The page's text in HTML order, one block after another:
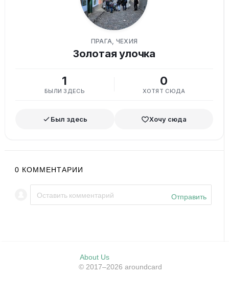
ПРАГА, ЧЕХИЯ
Золотая улочка
1
БЫЛИ ЗДЕСЬ
0
ХОТЯТ СЮДА
Был здесь Хочу сюда
0 КОММЕНТАРИИ
Отправить
About Us
© 2017–2026 aroundcard